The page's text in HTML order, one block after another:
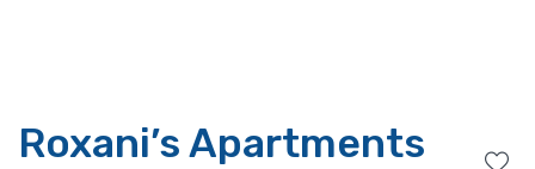
Roxani’s Apartments